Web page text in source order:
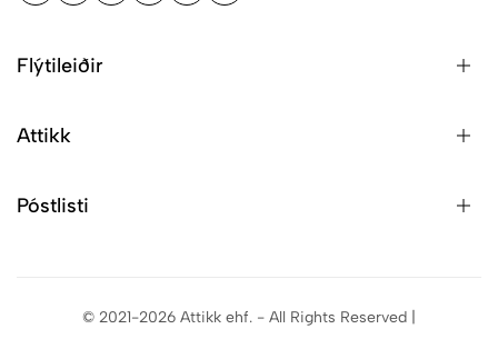
Flýtileiðir
Attikk
Póstlisti
© 2021-2026 Attikk ehf. - All Rights Reserved |